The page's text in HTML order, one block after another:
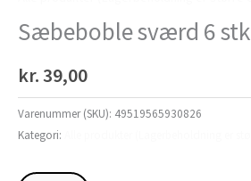
Sæbeboble sværd 6 stk
kr. 39,00
Varenummer (SKU): 49519565930826
Kategori: